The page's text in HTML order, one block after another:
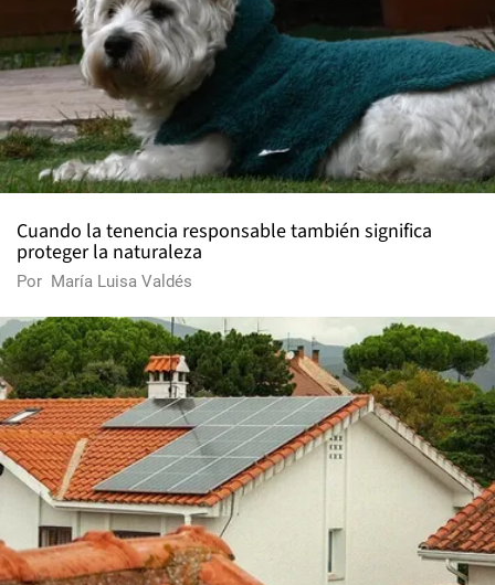
Cuando la tenencia responsable también significa
proteger la naturaleza
Por María Luisa Valdés